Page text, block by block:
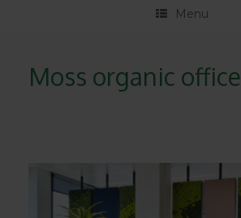
Menu
Moss organic office